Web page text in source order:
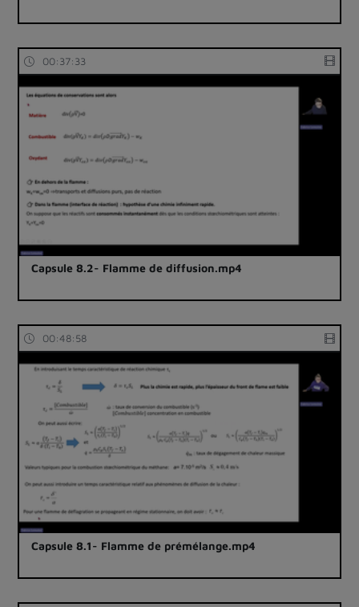
00:37:33
Capsule 8.2- Flamme de diffusion.mp4
00:48:58
Capsule 8.1- Flamme de prémélange.mp4